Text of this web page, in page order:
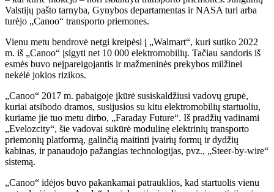
Valstijų pašto tarnyba, Gynybos departamentas ir NASA turi arba
turėjo „Canoo“ transporto priemones.
Vienu metu bendrovė netgi kreipėsi į „Walmart“, kuri sutiko 2022
m. iš „Canoo“ įsigyti net 10 000 elektromobilių. Tačiau sandoris iš
esmės buvo neįpareigojantis ir mažmeninės prekybos milžinei
nekėlė jokios rizikos.
„Canoo“ 2017 m. pabaigoje įkūrė susiskaldžiusi vadovų grupė,
kuriai atsibodo dramos, susijusios su kitu elektromobilių startuoliu,
kuriame jie tuo metu dirbo, „Faraday Future“. Iš pradžių vadinami
„Evelozcity“, šie vadovai sukūrė modulinę elektrinių transporto
priemonių platformą, galinčią maitinti įvairių formų ir dydžių
kabinas, ir panaudojo pažangias technologijas, pvz., „Steer-by-wire“
sistemą.
„Canoo“ idėjos buvo pakankamai patrauklios, kad startuolis vienu